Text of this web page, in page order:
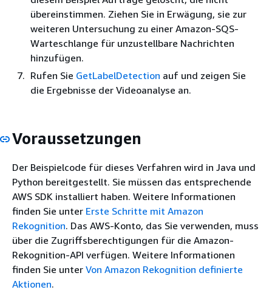
übereinstimmen. Ziehen Sie in Erwägung, sie zur
weiteren Untersuchung zu einer Amazon-SQS-
Warteschlange für unzustellbare Nachrichten
hinzufügen.
Rufen Sie GetLabelDetection auf und zeigen Sie
die Ergebnisse der Videoanalyse an.
Voraussetzungen
Der Beispielcode für dieses Verfahren wird in Java und
Python bereitgestellt. Sie müssen das entsprechende
AWS SDK installiert haben. Weitere Informationen
finden Sie unter Erste Schritte mit Amazon
Rekognition. Das AWS-Konto, das Sie verwenden, muss
über die Zugriffsberechtigungen für die Amazon-
Rekognition-API verfügen. Weitere Informationen
finden Sie unter Von Amazon Rekognition definierte
Aktionen.